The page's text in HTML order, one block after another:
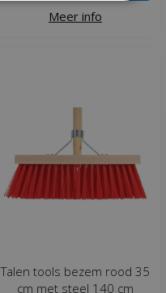
Meer info
Talen tools bezem rood 35
cm met steel 140 cm